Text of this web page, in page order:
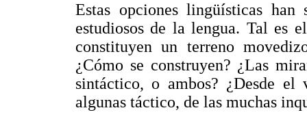
Estas opciones lingüísticas
estudiosos de la lengua. Tal es
constituyen un terreno
¿Cómo se construyen? ¿Las
sintáctico, o ambos? ¿Desde el
algunas táctico, de las muchas